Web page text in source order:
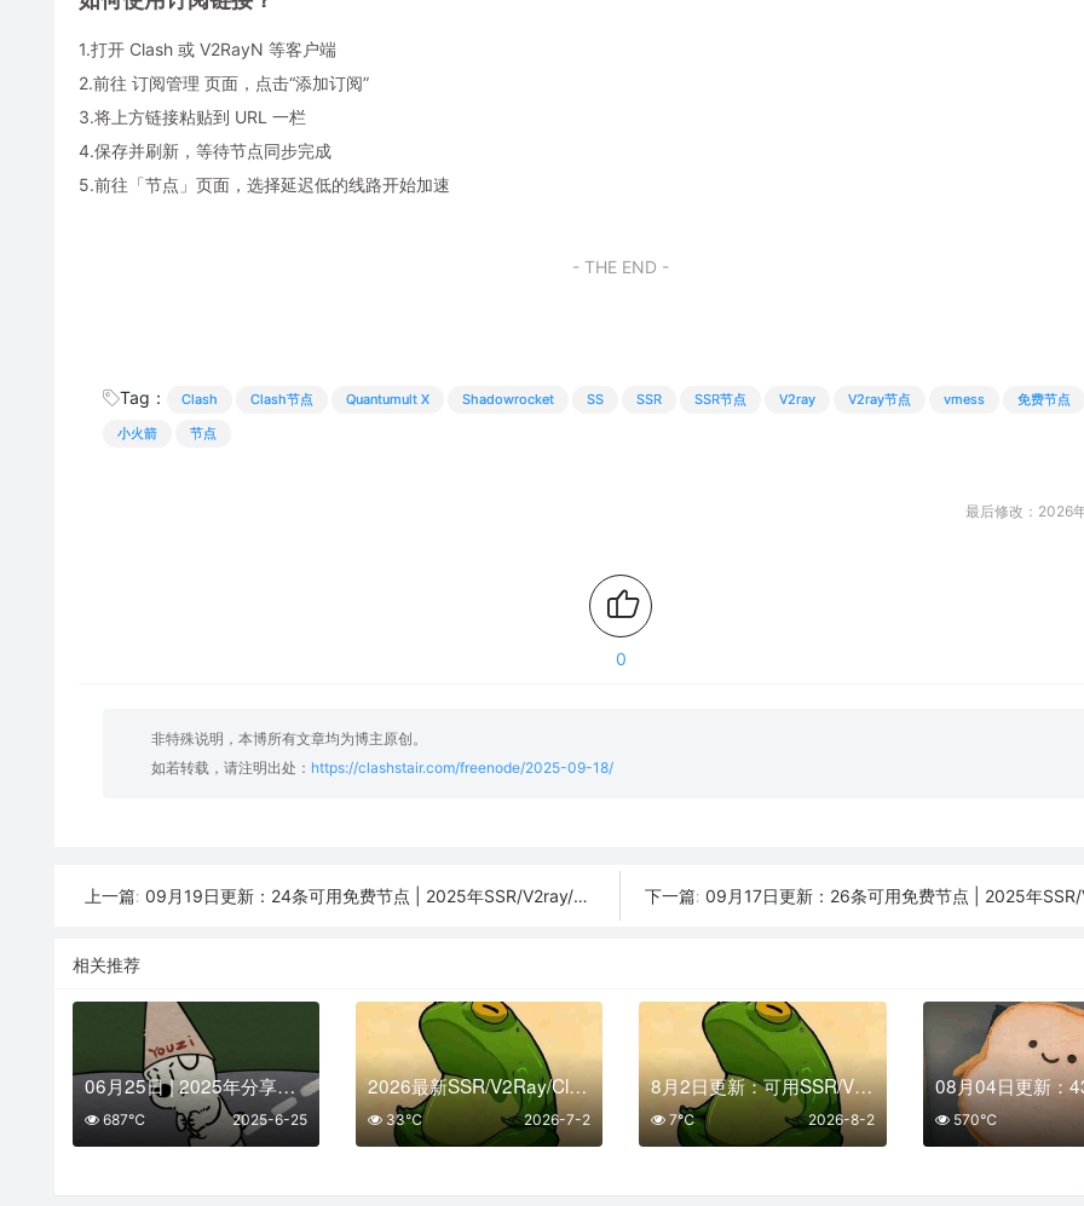
1.打开 Clash 或 V2RayN 等客户端
2.前往 订阅管理 页面，点击“添加订阅”
3.将上方链接粘贴到 URL 一栏
4.保存并刷新，等待节点同步完成
5.前往「节点」页面，选择延迟低的线路开始加速
- THE END -
Tag： Clash Clash节点 Quantumult X Shadowrocket SS SSR SSR节点 V2ray V2ray节点 vmess
免费节点
小火箭
节点
最后修改：2026
0
非特殊说明，本博所有文章均为博主原创。
如若转载，请注明出处： https://clashstair.com/freenode/2025-09-18/
上一篇: 09月19日更新：24条可用免费节点 | 2025年SSR/V2ray/Clash订阅链接 下一篇: 09月17日更新：26条可用免费节点 | 2025年SSR/V2ray/Clash
相关推荐
06月25日 | 2025年分享最新26个免费节点,SSR/V2ray/Shadowrocket/Clash订阅链接
2025-6-25
687℃
2026最新SSR/V2Ray/Clash免费节点 | 7月2日可用订阅
2026-7-2
33℃
8月2日更新：可用SSR/V2Ray/Clash免费节点全集（14条）
2026-8-2
7℃ 570℃